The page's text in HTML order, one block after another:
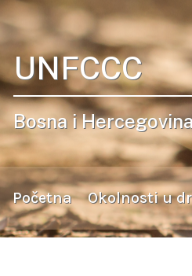
UNFCCC
Bosna i
Početna Okolnosti u